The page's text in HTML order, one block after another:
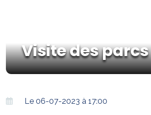
Visite des parcs
Le 06-07-2023 à 17:00